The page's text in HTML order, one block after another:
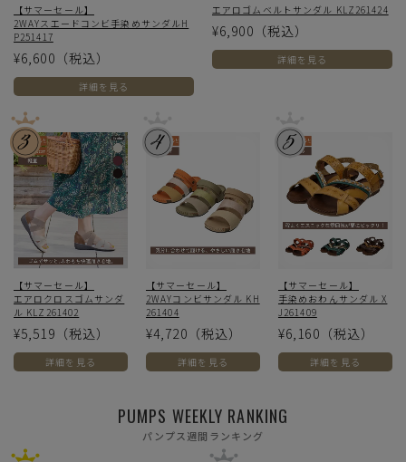
【サマーセール】
2WAYスエードコンビ手染めサンダルH
P251417
¥6,600 （税込）
詳細を見る
エアロゴムベルトサンダル KLZ261424
¥6,900 （税込）
詳細を見る
【サマーセール】
エアロクロスゴムサンダ
ル KLZ261402
¥5,519 （税込）
詳細を見る
【サマーセール】
2WAYコンビサンダル KH
261404
¥4,720 （税込）
詳細を見る
【サマーセール】
手染めおわんサンダル X
J261409
¥6,160 （税込）
詳細を見る
PUMPS WEEKLY RANKING
パンプス週間ランキング